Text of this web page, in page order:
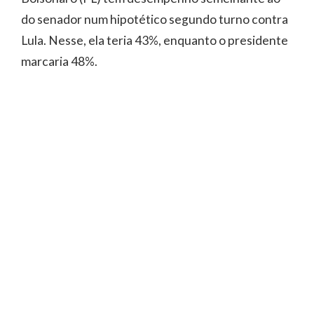
do senador num hipotético segundo turno contra
Lula. Nesse, ela teria 43%, enquanto o presidente
marcaria 48%.